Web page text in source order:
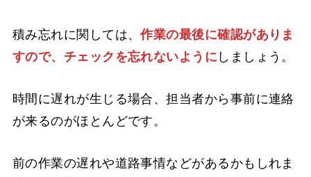
積み忘れに関しては、作業の最後に確認がありま
すので、チェックを忘れないように しましょう。
時間に遅れが生じる場合、担当者から事前に連絡
が来るのがほとんどです。
前の作業の遅れや道路事情などがあるかもしれま